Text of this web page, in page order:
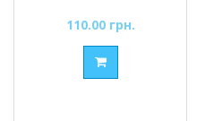
110.00 грн.